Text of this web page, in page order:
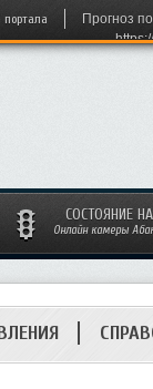
портала
Прогноз
СОСТОЯНИЕ
Онлайн камеры